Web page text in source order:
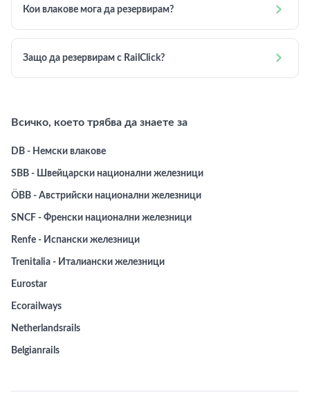
Кои влакове мога да резервирам? 
Защо да резервирам с RailClick? 
Всичко, което трябва да знаете за
DB - Немски влакове
SBB - Швейцарски национални железници
ÖBB - Австрийски национални железници
SNCF - Френски национални железници
Renfe - Испански железници
Trenitalia - Италиански железници
Eurostar
Ecorailways
Netherlandsrails
Belgianrails